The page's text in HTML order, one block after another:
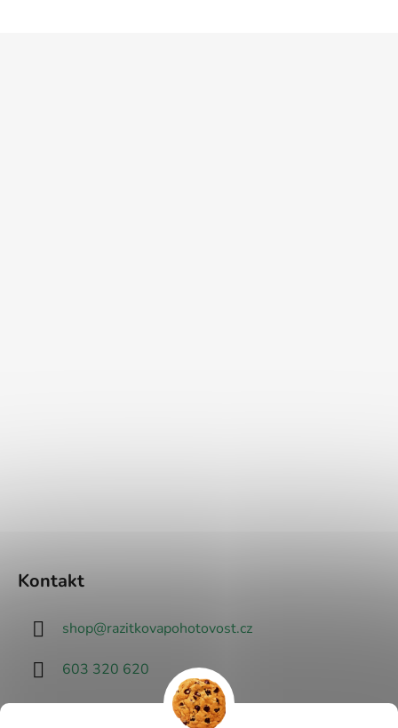
Kontakt
shop@razitkovapohotovost.cz
603 320 620